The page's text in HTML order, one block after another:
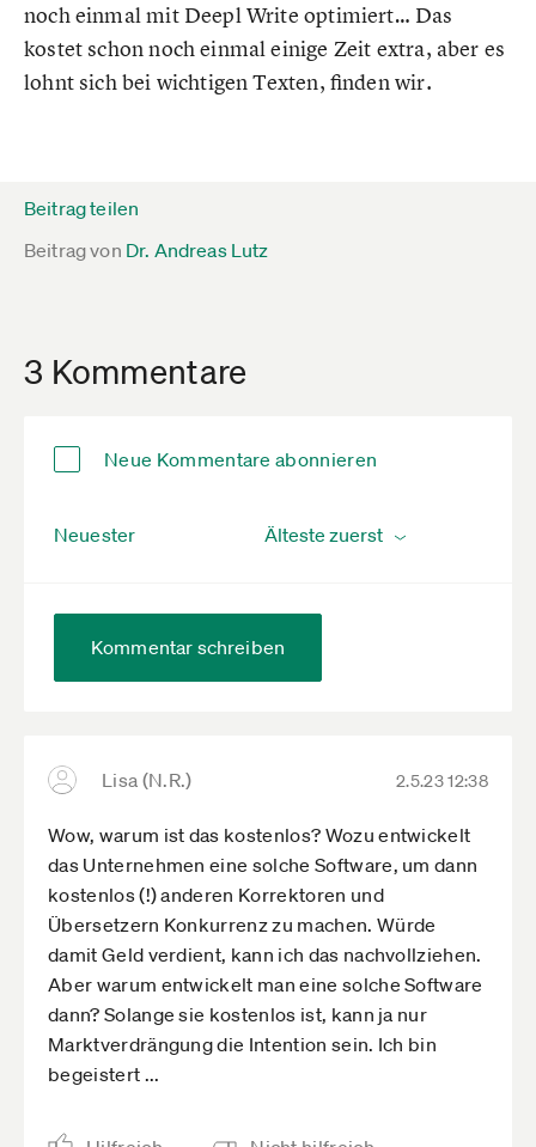
noch einmal mit Deepl Write optimiert… Das
kostet schon noch einmal einige Zeit extra, aber es
lohnt sich bei wichtigen Texten, finden wir.
Beitrag teilen
Beitrag von Dr. Andreas Lutz
3 Kommentare
Neue Kommentare abonnieren
Neuester
Kommentar schreiben
Lisa (N.R.) 2.5.23 12:38
Wow, warum ist das kostenlos? Wozu entwickelt
das Unternehmen eine solche Software, um dann
kostenlos (!) anderen Korrektoren und
Übersetzern Konkurrenz zu machen. Würde
damit Geld verdient, kann ich das nachvollziehen.
Aber warum entwickelt man eine solche Software
dann? Solange sie kostenlos ist, kann ja nur
Marktverdrängung die Intention sein. Ich bin
begeistert ...